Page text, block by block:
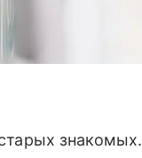
знакомых.